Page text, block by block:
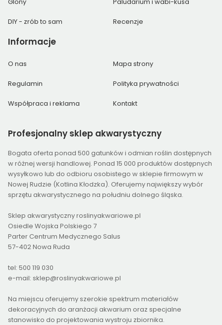
DIY - zrób to sam Recenzje
Informacje
O nas Mapa strony
Regulamin Polityka prywatności
Współpraca i reklama Kontakt
Profesjonalny sklep akwarystyczny
Bogata oferta ponad 500 gatunków i odmian roślin dostępnych
w różnej wersji handlowej. Ponad 15 000 produktów dostępnych
wysyłkowo lub do odbioru osobistego w sklepie firmowym w
Nowej Rudzie (Kotlina Kłodzka). Oferujemy największy wybór
sprzętu akwarystycznego na południu dolnego śląska.
Sklep akwarystyczny roslinyakwariowe.pl
Osiedle Wojska Polskiego 7
Parter Centrum Medycznego Salus
57-402 Nowa Ruda
tel: 500 119 030
e-mail: sklep@roslinyakwariowe.pl
Na miejscu oferujemy szerokie spektrum materiałów
dekoracyjnych do aranżacji akwarium oraz specjalne
stanowisko do projektowania wystroju zbiornika.